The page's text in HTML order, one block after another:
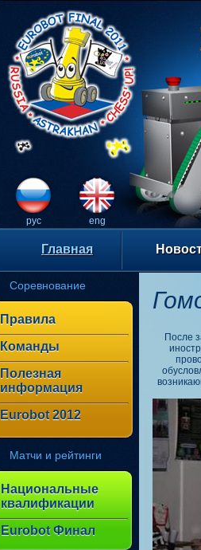
рус eng
Главная
После
Соревнование
Правила
Команды
Полезная
информация
Eurobot 2012
Матчи и рейтинги
Национальные
квалификации
Eurobot Финал